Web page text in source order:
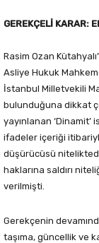
GEREKÇELİ KARAR:
Rasim Ozan
Asliye Hukuk
İstanbul Milletvekili
bulunduğuna dikkat
yayınlanan ‘Dinamit’
ifadeler içeriği
düşürücüsü
haklarına saldırı
verilmişti.
Gerekçenin
taşıma, güncellik ve